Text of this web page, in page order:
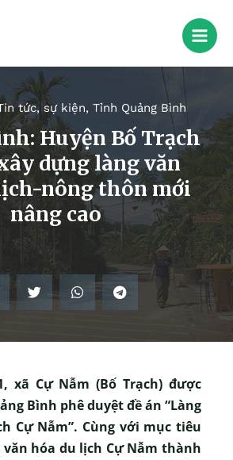
tức, sự kiện, Tỉnh Quảng Bình
Huyện Bố Trạch
dựng làng văn
nông thôn mới
nâng cao
xã Cự Nẫm (Bố Trạch) được
Bình phê duyệt đề án “Làng
Cự Nẫm”. Cùng với mục tiêu
hóa du lịch Cự Nẫm thành